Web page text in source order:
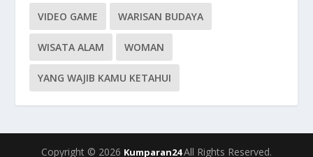
VIDEO GAME WARISAN BUDAYA
WISATA ALAM WOMAN
YANG WAJIB KAMU KETAHUI
Copyright © 2026 Kumparan24All Rights Reserved.